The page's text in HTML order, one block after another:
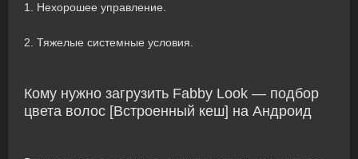
1. Нехорошее управление.
2. Тяжелые системные условия.
Кому нужно загрузить Fabby Look — подбор
цвета волос [Встроенный кеш] на Андроид